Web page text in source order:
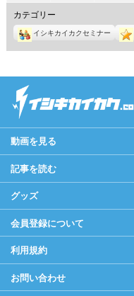
年
7
月
26
7
月
27
7
月
28
カテゴリー
イシキカイカクセミナー
動画を見る
記事を読む
グッズ
会員登録について
利用規約
お問い合わせ